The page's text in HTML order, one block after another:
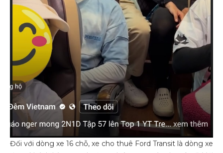
Đối với dòng xe 16 chỗ, xe cho thuê Ford Transit là dòng xe